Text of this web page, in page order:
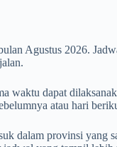
Agustus 2026.
dapat
atau hari
dalam provinsi